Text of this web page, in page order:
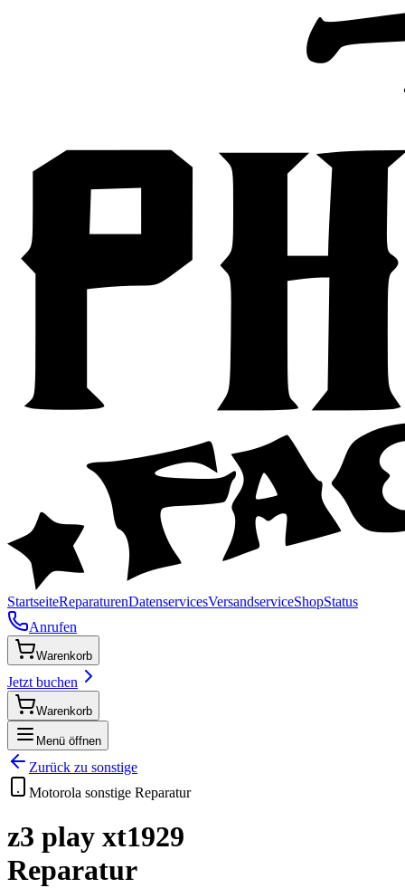
StartseiteReparaturenDatenservicesVersandserviceShopStatus
Anrufen
Warenkorb
Jetzt buchen
Warenkorb
Menü öffnen
Zurück zu sonstige
Motorola sonstige Reparatur
z3 play xt1929
Reparatur